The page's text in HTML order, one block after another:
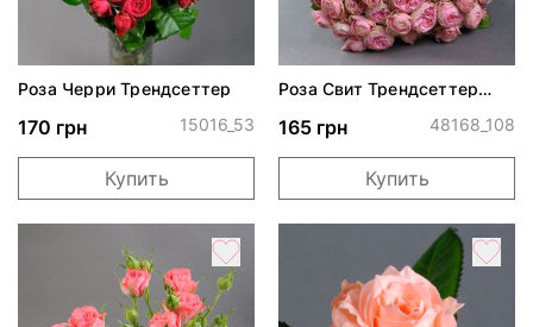
Роза Черри Трендсеттер
170 грн 15016_53
Купить
Роза Свит Трендсеттер
165 грн 48168_108
Купить